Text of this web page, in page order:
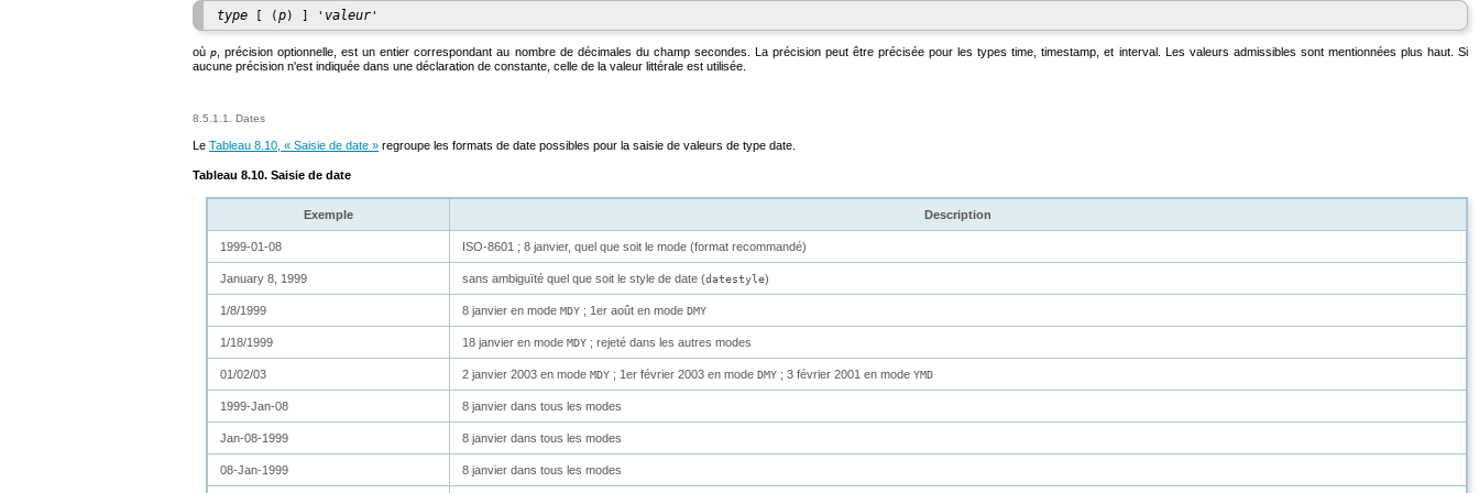
type [ (p) ] ' valeur
oùp , précision optionnelle, est un entier correspondant au nombre de décimales du champ secondes. La précision peut être précisée pour les typestime ,timestamp , et interval. Les valeurs admissibles sont mentionnées plus haut. Si
aucune précision n'est indiquée dans une déclaration de constante, celle de la valeur littérale est utilisée.
8.5.1.1. Dates
Le Tableau 8.10, « Saisie de date » regroupe les formats de date possibles pour la saisie de valeurs de type date
Tableau 8.10. Saisie de date
Exemple Description
1999-01-08 ISO-8601 ; 8 janvier, quel que soit le mode (format recommandé)
January 8, 1999 sans ambiguïté quel que soit le style de date (datestyle)
1/8/1999 8 janvier en mode MDY; 1er août en mode DMY
1/18/1999 18 janvier en mode MDY; rejeté dans les autres modes
01/02/03 2 janvier 2003 en mode MDY; 1er février 2003 en mode DMY; 3 février 2001 en mode YMD
1999-Jan-08 8 janvier dans tous les modes
Jan-08-1999 8 janvier dans tous les modes
08-Jan-1999 8 janvier dans tous les modes